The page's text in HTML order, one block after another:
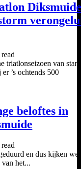
Diksmuide
read
triatlonseizoen van start
’s ochtends 500
beloftes in
read
en dus kijken we
het...